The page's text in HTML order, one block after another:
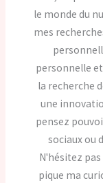
le monde du
mes
personnelle
la recherche
une
pensez
sociaux ou
N'hésitez
pique ma